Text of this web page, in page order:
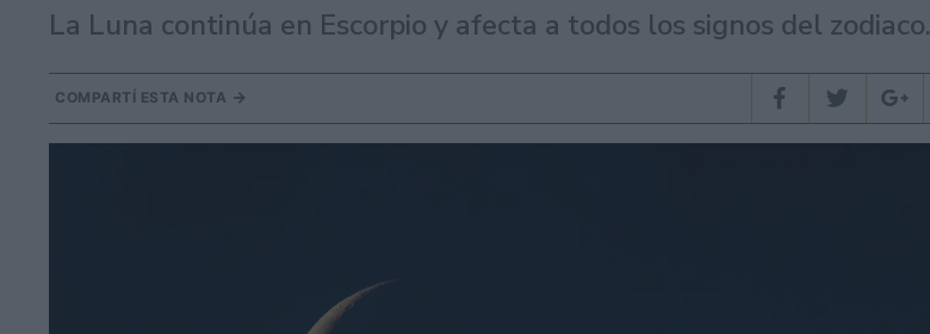
La Luna continúa en Escorpio y afecta a todos los signos del zodiaco.
COMPARTÍ ESTA NOTA